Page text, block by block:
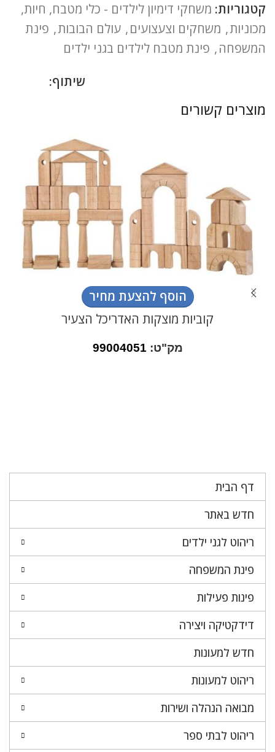
דף הבית
חדש באתר
ריהוט לגני ילדים
פינת המשפחה
פינות פעילות
דידקטיקה ויצירה
חדש למעונות
ריהוט למעונות
מבואה הנהלה ושירות
ריהוט לבתי ספר
קטגוריות: משחקי דימיון לילדים - כלי מטבח, חיות,
מכוניות, משחקים וצעצועים, עולם הבובות, פינת
המשפחה, פינת מטבח לילדים בגני ילדים
שיתוף:
מוצרים קשורים
הוסף להצעת מחיר
קוביות מוצקות האדריכל הצעיר
מק"ט: 99004051